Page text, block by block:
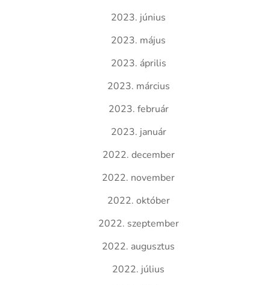
2023. június
2023. május
2023. április
2023. március
2023. február
2023. január
2022. december
2022. november
2022. október
2022. szeptember
2022. augusztus
2022. július